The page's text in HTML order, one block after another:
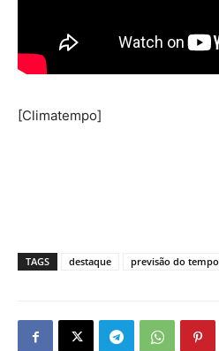
[Climatempo]
TAGS destaque previsão do tempo